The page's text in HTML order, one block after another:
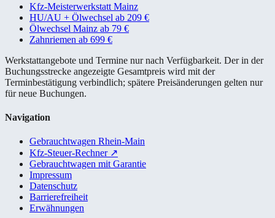
Kfz-Meisterwerkstatt Mainz
HU/AU + Ölwechsel ab 209 €
Ölwechsel Mainz ab 79 €
Zahnriemen ab 699 €
Werkstattangebote und Termine nur nach Verfügbarkeit. Der in der
Buchungsstrecke angezeigte Gesamtpreis wird mit der
Terminbestätigung verbindlich; spätere Preisänderungen gelten nur
für neue Buchungen.
Navigation
Gebrauchtwagen Rhein-Main
Kfz-Steuer-Rechner ↗
Gebrauchtwagen mit Garantie
Impressum
Datenschutz
Barrierefreiheit
Erwähnungen